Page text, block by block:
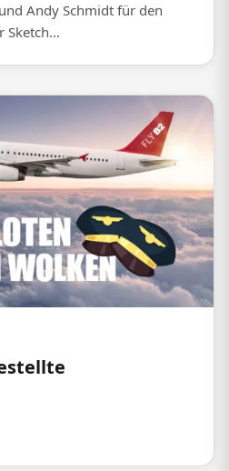
Andy Schmidt für den
Sketch...